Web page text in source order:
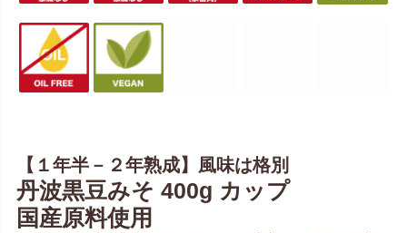
【１年半－２年熟成】風味は格別
丹波黒豆みそ 400g カップ
国産原料使用